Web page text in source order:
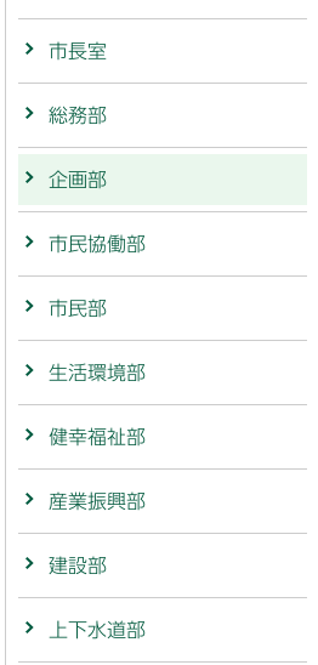
市長室
総務部
企画部
市民協働部
市民部
生活環境部
健幸福祉部
産業振興部
建設部
上下水道部